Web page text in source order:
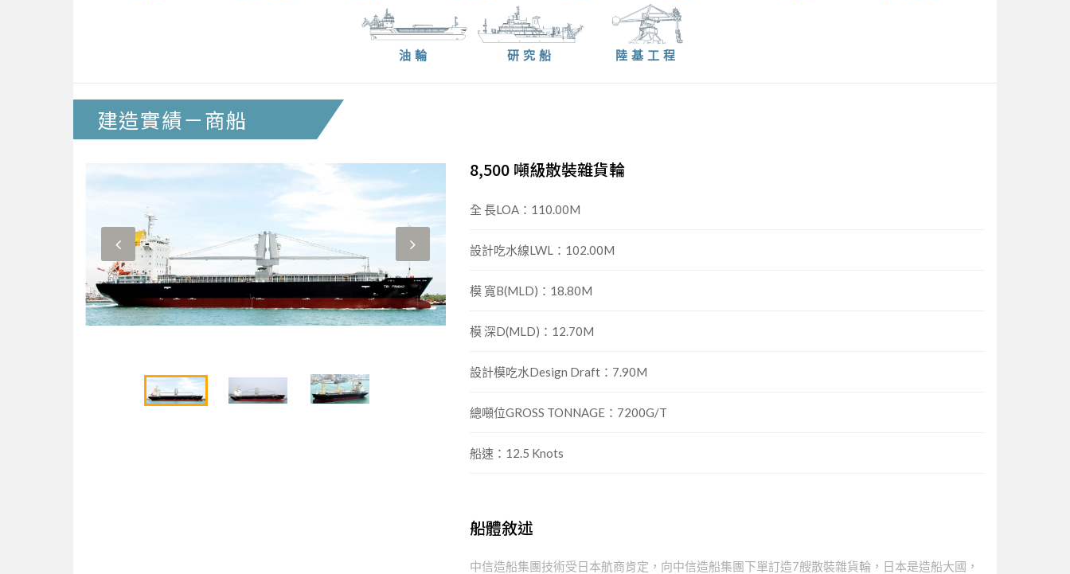
油輪 研究船 陸基工程
建造實績－商船
8,500 噸級散裝雜貨輪
全 長LOA：110.00M
設計吃水線LWL：102.00M
模 寬B(MLD)：18.80M
模 深D(MLD)：12.70M
設計模吃水Design Draft：7.90M
總噸位GROSS TONNAGE：7200G/T
船速：12.5 Knots
船體敘述
中信造船集團技術受日本航商肯定，向中信造船集團下單訂造7艘散裝雜貨輪，日本是造船大國，